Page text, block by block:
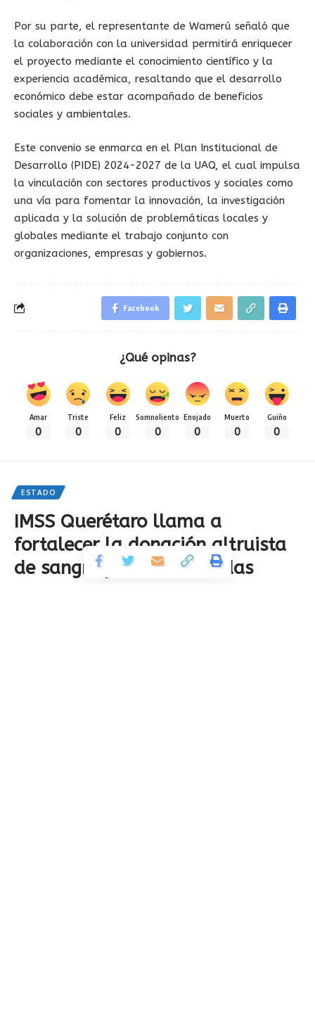
Por su parte, el representante de Wamerú señaló que
la colaboración con la universidad permitirá enriquecer
el proyecto mediante el conocimiento científico y la
experiencia académica, resaltando que el desarrollo
económico debe estar acompañado de beneficios
sociales y ambientales.
Este convenio se enmarca en el Plan Institucional de
Desarrollo (PIDE) 2024-2027 de la UAQ, el cual impulsa
la vinculación con sectores productivos y sociales como
una vía para fomentar la innovación, la investigación
aplicada y la solución de problemáticas locales y
globales mediante el trabajo conjunto con
organizaciones, empresas y gobiernos.
Facebook
¿Qué opinas?
Amar
0
Triste
0
Feliz
0
Somnoliento
0
Enojado
0
Muerto
0
Guiño
0
ESTADO
IMSS Querétaro llama a
fortalecer la donación altruista
de sangre para salvar vidas